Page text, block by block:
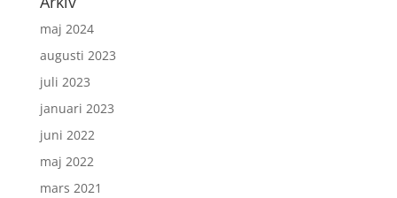
maj 2024
augusti 2023
juli 2023
januari 2023
juni 2022
maj 2022
mars 2021